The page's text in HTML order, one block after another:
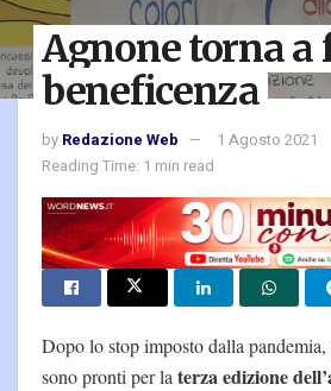
Agnone torna a
beneficenza
by Redazione Web
1 Agosto 2021
Reading Time: 1 min read
Dopo lo stop imposto dalla
sono pronti per la terza edizione